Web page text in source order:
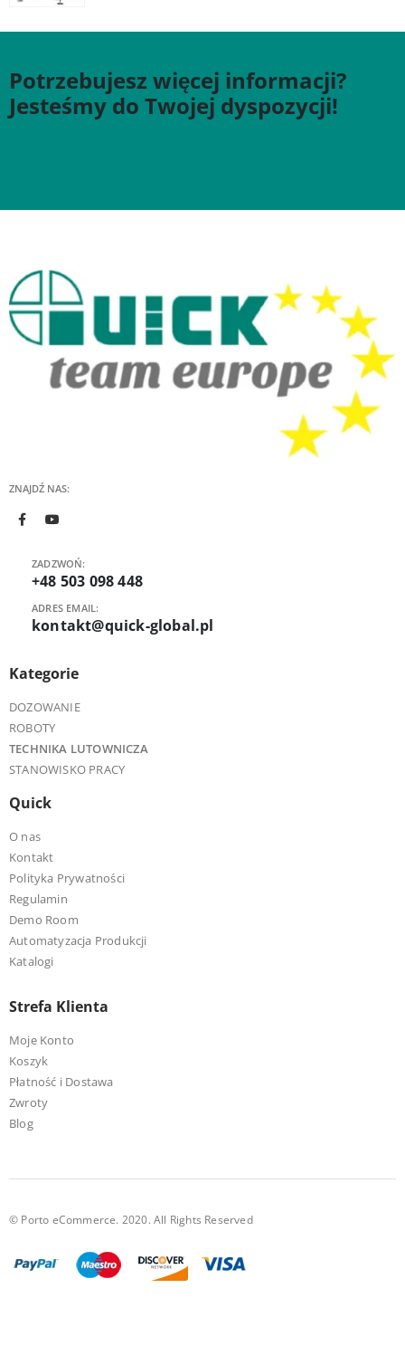
Potrzebujesz więcej informacji?
Jesteśmy do Twojej dyspozycji!
ZNAJDŹ NAS:
ZADZWOŃ:
+48 503 098 448
ADRES EMAIL:
kontakt@quick-global.pl
Kategorie
DOZOWANIE
ROBOTY
TECHNIKA LUTOWNICZA
STANOWISKO PRACY
Quick
O nas
Kontakt
Polityka Prywatności
Regulamin
Demo Room
Automatyzacja Produkcji
Katalogi
Strefa Klienta
Moje Konto
Koszyk
Płatność i Dostawa
Zwroty
Blog
© Porto eCommerce. 2020. All Rights Reserved